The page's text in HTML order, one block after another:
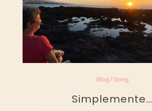
Blog/ Gong
Simplemente…